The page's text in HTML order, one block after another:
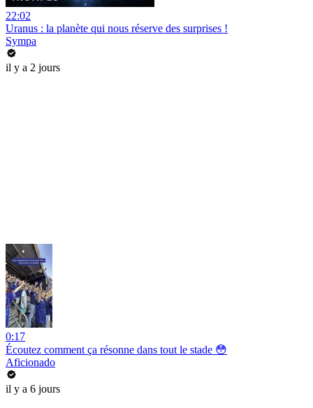
22:02
Uranus : la planète qui nous réserve des surprises !
Sympa
il y a 2 jours
0:17
Écoutez comment ça résonne dans tout le stade 😳
Aficionado
il y a 6 jours